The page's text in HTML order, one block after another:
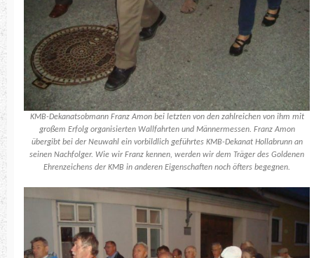
KMB-Dekanatsobmann Franz Amon bei letzten von den zahlreichen von ihm mit
großem Erfolg organisierten Wallfahrten und Männermessen. Franz Amon
übergibt bei der Neuwahl ein vorbildlich geführtes KMB-Dekanat Hollabrunn an
seinen Nachfolger. Wie wir Franz kennen, werden wir dem Träger des Goldenen
Ehrenzeichens der KMB in anderen Eigenschaften noch öfters begegnen.